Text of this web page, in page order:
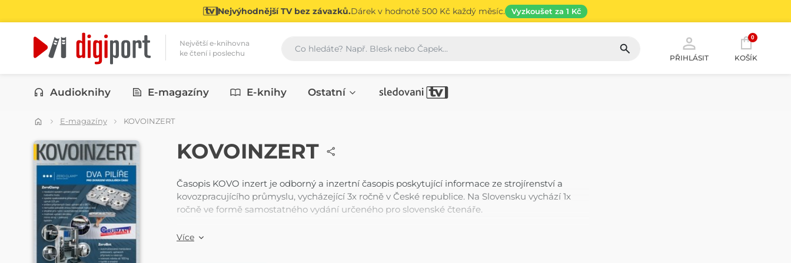
Nejvýhodnější TV bez závazků.Dárek v hodnotě 500 Kč každý měsíc. Vyzkoušet za 1 Kč
Největší e-knihovna
ke čtení i poslechu
Vyhledávání
PŘIHLÁSIT
0
KOŠÍK
Kategorie
Audioknihy E-magazíny E-knihy Ostatní
E-magazíny KOVOINZERT
ČASOPIS
KOVOINZERT
Časopis KOVO inzert je odborný a inzertní časopis poskytující informace ze strojírenství a
kovozpracujícího průmyslu, vycházející 3x ročně v České republice. Na Slovensku vychází 1x
ročně ve formě samostatného vydání určeného pro slovenské čtenáře.
Více